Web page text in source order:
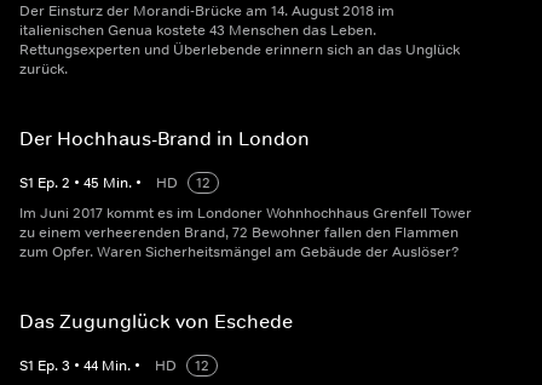
Der Einsturz der Morandi-Brücke am 14. August 2018 im
italienischen Genua kostete 43 Menschen das Leben.
Rettungsexperten und Überlebende erinnern sich an das Unglück
zurück.
Der Hochhaus-Brand in London
S1 Ep.2 • 45 Min. • HD
12
Im Juni 2017 kommt es im Londoner Wohnhochhaus Grenfell Tower
zu einem verheerenden Brand, 72 Bewohner fallen den Flammen
zum Opfer. Waren Sicherheitsmängel am Gebäude der Auslöser?
Das Zugunglück von Eschede
S1 Ep.3 • 44 Min. • HD
12